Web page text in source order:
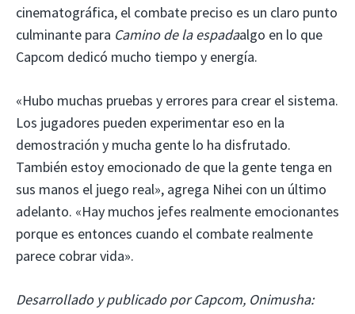
cinematográfica, el combate preciso es un claro punto
culminante para Camino de la espadaalgo en lo que
Capcom dedicó mucho tiempo y energía.
«Hubo muchas pruebas y errores para crear el sistema.
Los jugadores pueden experimentar eso en la
demostración y mucha gente lo ha disfrutado.
También estoy emocionado de que la gente tenga en
sus manos el juego real», agrega Nihei con un último
adelanto. «Hay muchos jefes realmente emocionantes
porque es entonces cuando el combate realmente
parece cobrar vida».
Desarrollado y publicado por Capcom, Onimusha: